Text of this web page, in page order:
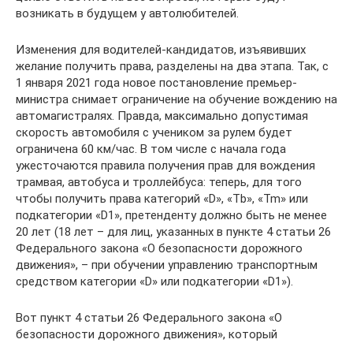
возникать в будущем у автолюбителей.
Изменения для водителей-кандидатов, изъявивших
желание получить права, разделены на два этапа. Так, с
1 января 2021 года новое постановление премьер-
министра снимает ограничение на обучение вождению на
автомагистралях. Правда, максимально допустимая
скорость автомобиля с учеником за рулем будет
ограничена 60 км/час. В том числе с начала года
ужесточаются правила получения прав для вождения
трамвая, автобуса и троллейбуса: теперь, для того
чтобы получить права категорий «D», «Tb», «Tm» или
подкатегории «D1», претенденту должно быть не менее
20 лет (18 лет – для лиц, указанных в пункте 4 статьи 26
Федерального закона «О безопасности дорожного
движения», – при обучении управлению транспортным
средством категории «D» или подкатегории «D1»).
Вот пункт 4 статьи 26 Федерального закона «О
безопасности дорожного движения», который